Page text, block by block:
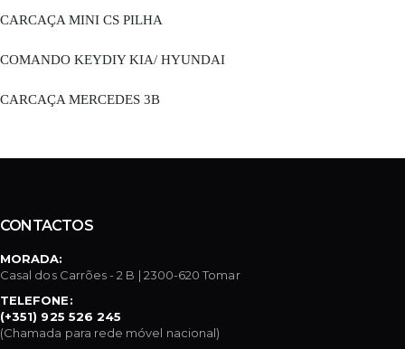
CARCAÇA MINI CS PILHA
COMANDO KEYDIY KIA/ HYUNDAI
CARCAÇA MERCEDES 3B
CONTACTOS
MORADA:
Casal dos Carrões - 2 B | 2300-620 Tomar
TELEFONE:
(+351) 925 526 245
(Chamada para rede móvel nacional)